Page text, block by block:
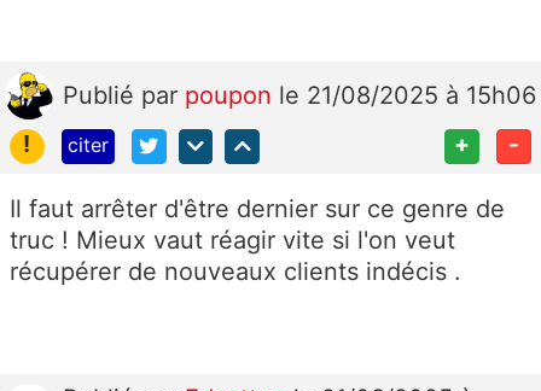
Publié par poupon le 21/08/2025 à 15h06
!
citer + -
Il faut arrêter d'être dernier sur ce genre de
truc ! Mieux vaut réagir vite si l'on veut
récupérer de nouveaux clients indécis .